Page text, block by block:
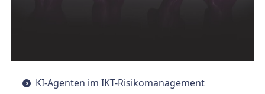
KI-Agenten im IKT-Risikomanagement